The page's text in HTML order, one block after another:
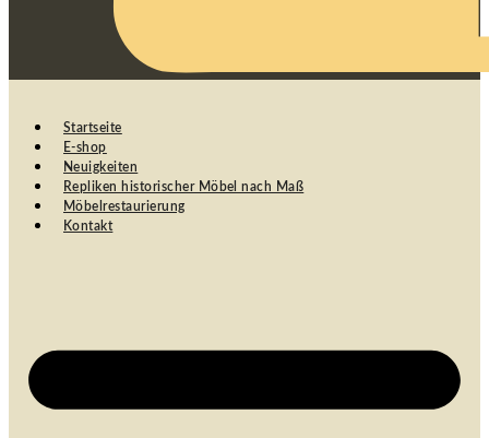
Startseite
E-shop
Neuigkeiten
Repliken historischer Möbel nach Maß
Möbelrestaurierung
Kontakt